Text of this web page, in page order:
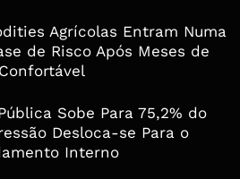
Agrícolas Entram Numa
de Risco Após Meses de
Sobe Para 75,2% do
Desloca-se Para o
Interno